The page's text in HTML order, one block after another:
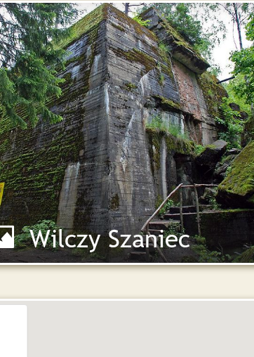
Wilczy Szaniec